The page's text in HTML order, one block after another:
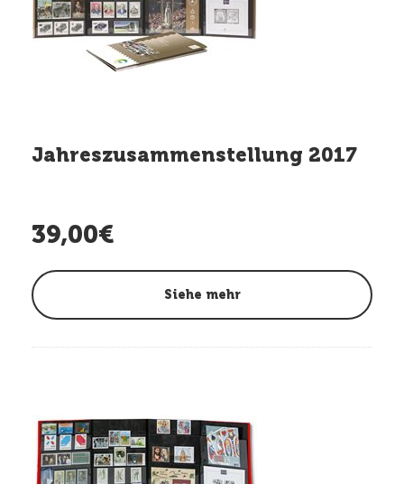
Jahreszusammenstellung 2017
39,00€
Siehe mehr